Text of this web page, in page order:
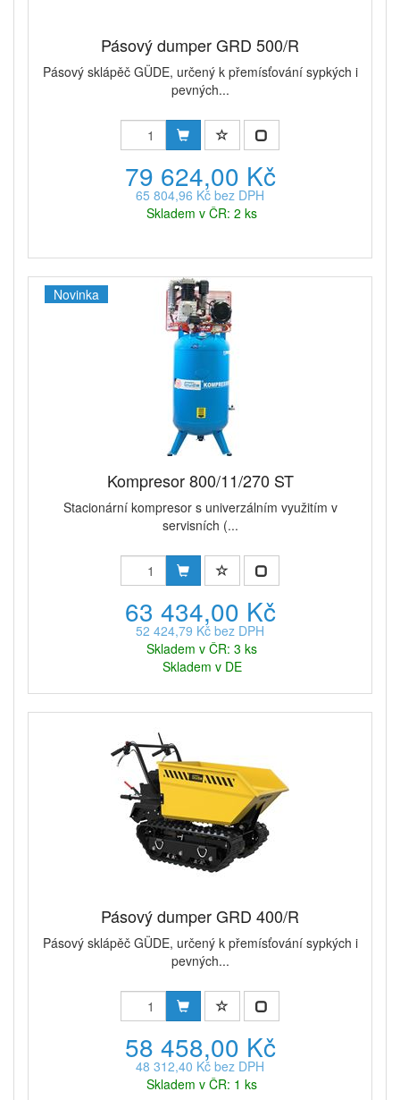
Pásový dumper GRD 500/R
Pásový sklápěč GÜDE, určený k přemísťování sypkých i
pevných...
79 624,00 Kč
65 804,96 Kč bez DPH
Skladem v ČR: 2 ks
Novinka
Kompresor 800/11/270 ST
Stacionární kompresor s univerzálním využitím v
servisních (...
63 434,00 Kč
52 424,79 Kč bez DPH
Skladem v ČR: 3 ks
Skladem v DE
Pásový dumper GRD 400/R
Pásový sklápěč GÜDE, určený k přemísťování sypkých i
pevných...
58 458,00 Kč
48 312,40 Kč bez DPH
Skladem v ČR: 1 ks